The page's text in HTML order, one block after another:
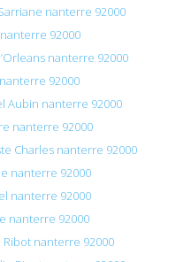
nanterre 92000
92000
nanterre 92000
92000
Aubin nanterre 92000
nanterre 92000
Charles nanterre 92000
nanterre 92000
nanterre 92000
nanterre 92000
nanterre 92000